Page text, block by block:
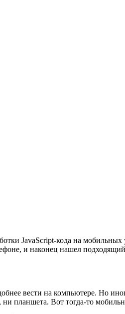
JavaScript-кода на
и наконец нашел
вести на компьютере. Но
планшета. Вот тогда-то